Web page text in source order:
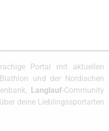
Portal mit aktuellen
und der Nordischen
Langlauf-Community
deine Lieblingssportarten